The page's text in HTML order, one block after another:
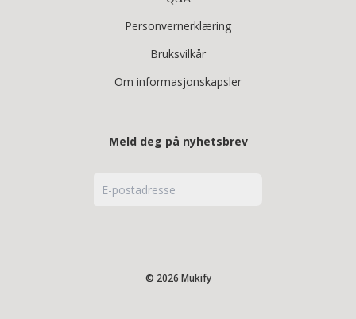
Personvernerklæring
Bruksvilkår
Om informasjonskapsler
Meld deg på nyhetsbrev
© 2026 Mukify